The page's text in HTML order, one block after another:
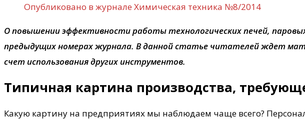
Опубликовано в журнале Химическая техника №8/2014
О повышении эффективности работы технологических печей,
предыдущих номерах журнала. В данной статье читателей ждет
счет использования других инструментов.
Типичная картина производства,
Какую картину на предприятиях мы наблюдаем чаще всего?